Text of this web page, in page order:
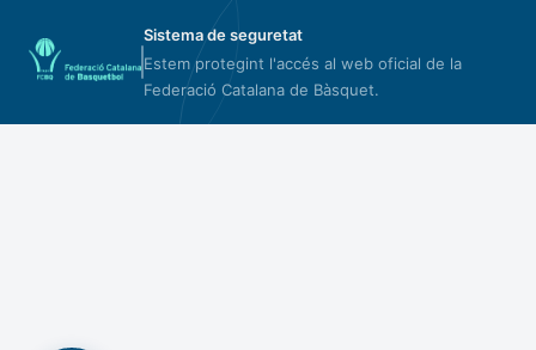
Sistema de seguretat
Estem protegint l'accés al web oficial de la
Federació Catalana de Bàsquet.